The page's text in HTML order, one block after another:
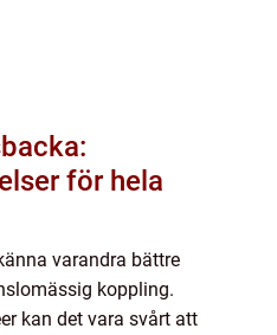
för hela
varandra bättre
koppling.
kan det vara svårt att